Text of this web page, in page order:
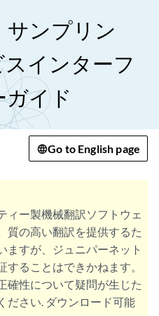
サンプリン
インターフ
ガイド
Go to English page
ィー製機械翻訳ソフトウェ
質の高い翻訳を提供するた
ますが、ジュニパーネット
ることはできかねます。
確性について疑問が生じた
ださい. ダウンロード可能